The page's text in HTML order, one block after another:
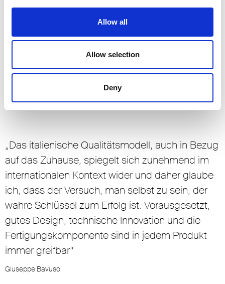
Allow all
Allow selection
Deny
PROJEKTS ERGIBT
SICH AUS DER
IDEALEN SYNTHESE
DIESER ASPEKTE.
„Das italienische Qualitätsmodell, auch in Bezug
auf das Zuhause, spiegelt sich zunehmend im
internationalen Kontext wider und daher glaube
ich, dass der Versuch, man selbst zu sein, der
wahre Schlüssel zum Erfolg ist. Vorausgesetzt,
gutes Design, technische Innovation und die
Fertigungskomponente sind in jedem Produkt
immer greifbar“
Giuseppe Bavuso